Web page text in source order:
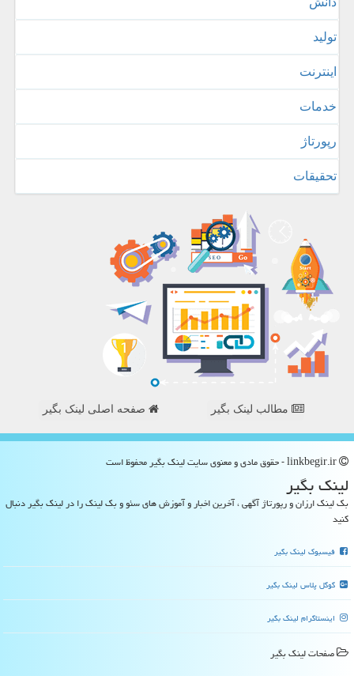
تولید
اینترنت
خدمات
رپورتاژ
تحقیقات
مطالب لینک بگیر صفحه اصلی لینک بگیر
لینك بگیر
بک لینک ارزان و رپورتاژ آگهی ، آخرین اخبار و آموزش های سئو و بک لینک را در لینک بگیر دنبال
کنید
فیسبوک لینک بگیر
گوگل پلاس لینک بگیر
اینستاگرام لینک بگیر
صفحات لینك بگیر